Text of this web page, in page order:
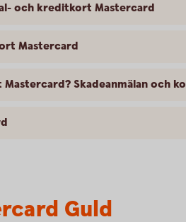
och kreditkort Mastercard
Mastercard
Skadeanmälan och
Guld